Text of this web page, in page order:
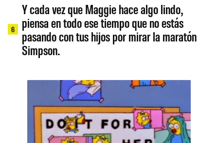
6
Y cada vez que Maggie hace algo lindo,
piensa en todo ese tiempo que no estás
pasando con tus hijos por mirar la maratón
Simpson.